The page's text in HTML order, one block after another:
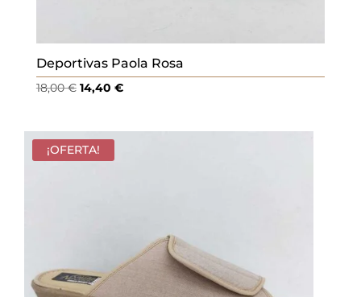
Deportivas Paola Rosa
18,00€ El
original
era:
14,40 €El
actual
¡OFERTA!